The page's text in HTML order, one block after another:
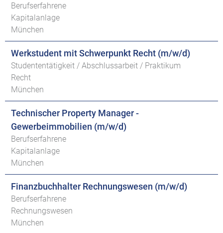
Berufserfahrene
Kapitalanlage
München
Werkstudent mit Schwerpunkt Recht (m/w/d)
Studententätigkeit / Abschlussarbeit / Praktikum
Recht
München
Technischer Property Manager -
Gewerbeimmobilien (m/w/d)
Berufserfahrene
Kapitalanlage
München
Finanzbuchhalter Rechnungswesen (m/w/d)
Berufserfahrene
Rechnungswesen
München